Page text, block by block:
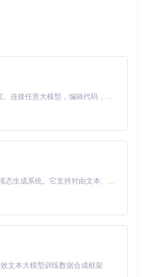
Claude Code 的开源替代方案。连接任意大模型，编辑代码，运行命令，自动验证 — 全自动执行。用 Rust 构建，极致性能。 ｜ An open-source alternative to Claude Code. Connect any LLM, edit code, run commands, and verify changes — autonomously. Built in Rust for speed. Get Started
MiniMax H3 是一个通用的全模态生成系统。它支持对由文本、图像、视频和音频组成的多模态上下文进行统一理解，并能生成分辨率高达 2K、时长可达 15 秒的带原生立体声音频的视频。得益于面向任务泛化的系统设计，H3 在预训练阶段就已具备广泛的多模态上下文理解与生成能力，能够出色地执行复杂的多模态指令。
文本大模型训练数据合成框架